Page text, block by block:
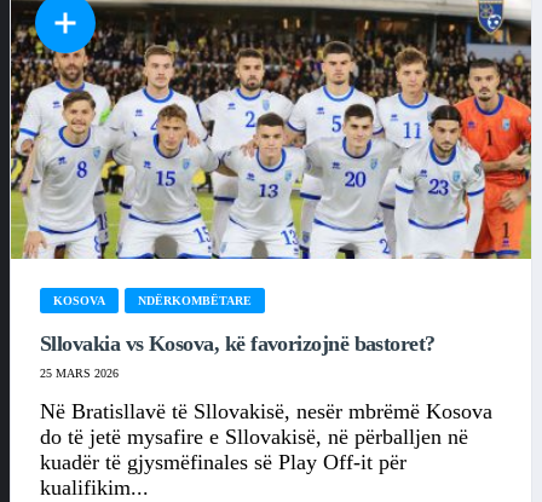
KOSOVA NDËRKOMBËTARE
Sllovakia vs Kosova, kë favorizojnë bastoret?
25 MARS 2026
Në Bratisllavë të Sllovakisë, nesër mbrëmë Kosova
do të jetë mysafire e Sllovakisë, në përballjen në
kuadër të gjysmëfinales së Play Off-it për
kualifikim...